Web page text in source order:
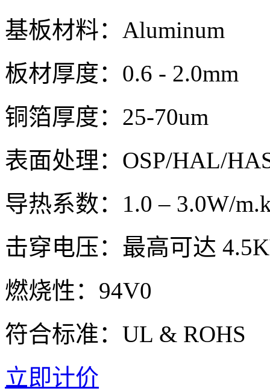
基板材料：Aluminum
板材厚度：0.6 - 2.0mm
铜箔厚度：25-70um
表面处理：OSP/HAL/
导热系数：1.0 – 3.0W/
击穿电压：最高可达
燃烧性：94V0
符合标准：UL & ROHS
立即计价